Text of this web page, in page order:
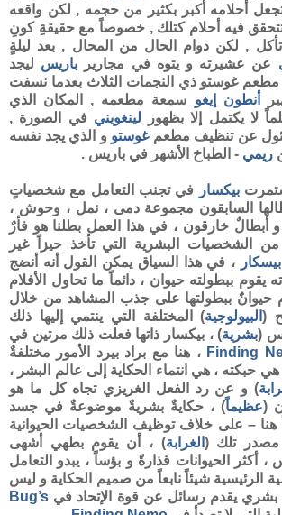
أحلامه أكبر بكثير من حجمه , لكن واقعه
فيه أحلام كتلك , خصوصاً مع حقيقةِ كونِ
, لكن دوام الحال من المحال , بعد ليلةٍ
عن عشيرته و يتوه في مجارير باريس ليجد
مطعم غوستو ذي النجمات الثلاث بعدما نسفت
أنطون إيغو سمعة مطعمه , المكان الذي
لا يكتمل إلا بظهور لينغويني في الصورة ,
عن تنظيف مطعمغوستو و الذي يجد نفسه
ريمي - الطباخ الأشهر في باريس .
بيكسار
في تجنب التعامل مع شخصياتٍ
السابقون مجموعة دمى ، نمل ، وحوش ،
أبطالٌ خارقون ، في هذا العمل بطلنا هو فأرٌ
الشخصيات البشرية التي تأخذ حيزاً غير
بيسكار
، في هذا السياق يمكن القول أنه أنضج
ببطولته حيوان ، دائماً ما تحاول الأفلام
حيوانٌ ببطولتها على جذب المشاهد من خلال
(البيولوجية) المختلفة التي ينتمي إليها ذلك
(بشرية) ، بيكسار ذاتها فعلت ذلك مرتين في
Finding ، هنا مع براد بيرد الأمور مختلفةٌ
هي حبكته ، هي انتماء الحكاية إلى عالم البشر ،
) و عن رد الفعل الغريزي تجاه كل ما هو
(عظيماً) ، حكايةٌ بشريةٌ موضوعةٌ في جسد
هنا – على خلاف توظيف الشخصيات الحيوانية
مصدر تلك ( الغرابة) ، أن يقوم بطهي أشهى
، أكثر الحيوانات قذارةً و بؤساً ، يبدو التعامل
الرئيسية شيئاً نابعاً من صميم الحكاية و ليس
بشري يقدم رسائل عن قوة الإتحاد في Bug’s